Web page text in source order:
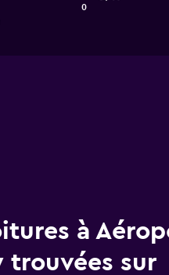
0
à
trouvées sur